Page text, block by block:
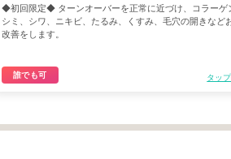
◆初回限定◆ ターンオーバーを正常に近づけ、コラーゲ
シミ、シワ、ニキビ、たるみ、くすみ、毛穴の開きなど
改善をします。
誰でも可 タッ